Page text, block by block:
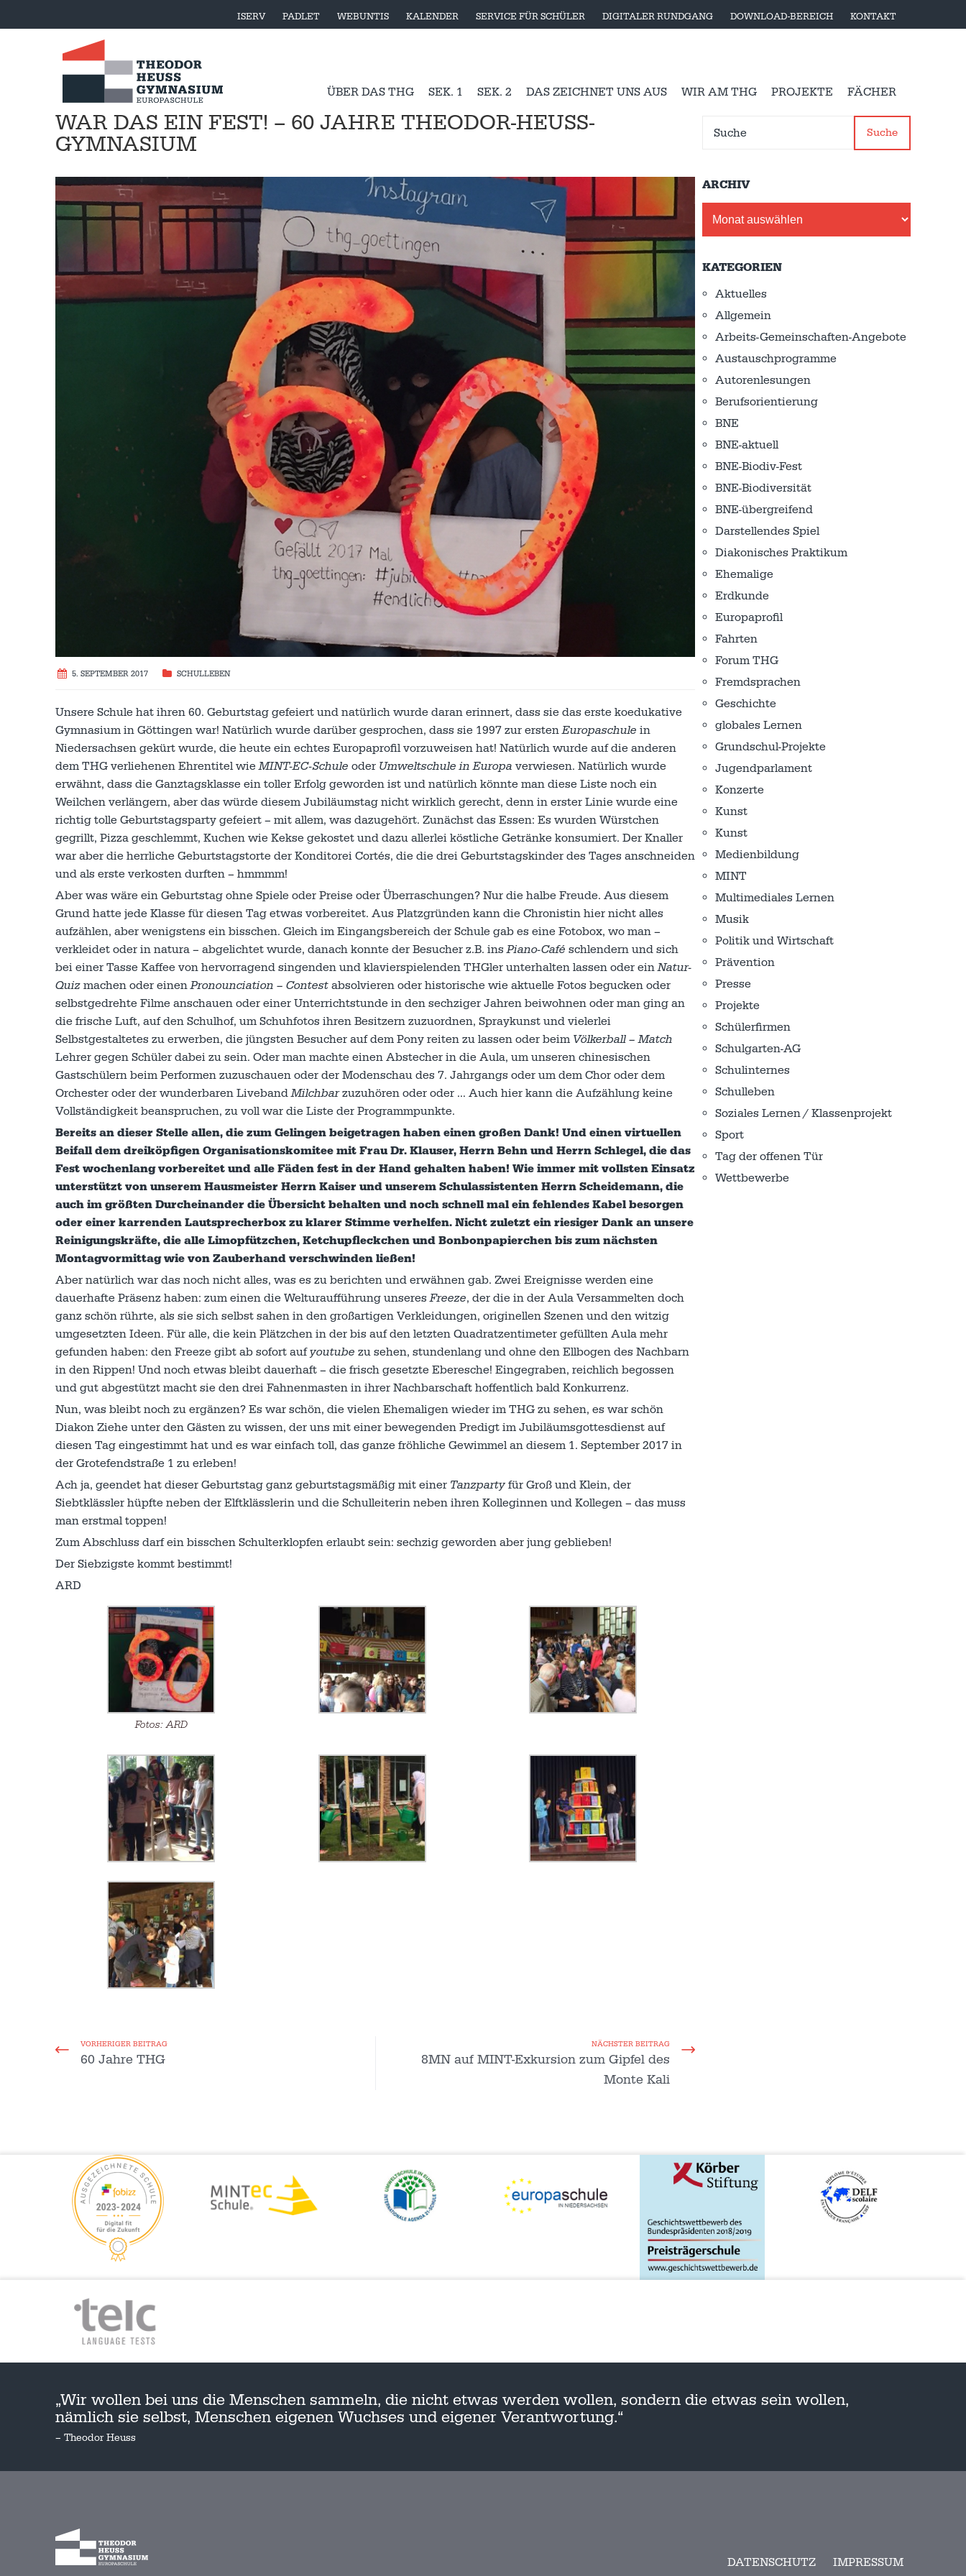
ISERV PADLET WEBUNTIS KALENDER SERVICE FÜR SCHÜLER DIGITALER RUNDGANG DOWNLOAD-BEREICH KONTAKT
ÜBER DAS THG SEK. 1 SEK. 2 DAS ZEICHNET UNS AUS WIR AM THG PROJEKTE FÄCHER
WAR DAS EIN FEST! – 60 JAHRE THEODOR-HEUSS-
GYMNASIUM
5. SEPTEMBER 2017 SCHULLEBEN
Unsere Schule hat ihren 60. Geburtstag gefeiert und natürlich wurde daran erinnert, dass sie das erste koedukative
Gymnasium in Göttingen war! Natürlich wurde darüber gesprochen, dass sie 1997 zur erstenEuropaschule in
Niedersachsen gekürt wurde, die heute ein echtes Europaprofil vorzuweisen hat! Natürlich wurde auf die anderen
dem THG verliehenen Ehrentitel wieMINT-EC-Schule oder Umweltschule in Europa verwiesen. Natürlich wurde
erwähnt, dass die Ganztagsklasse ein toller Erfolg geworden ist und natürlich könnte man diese Liste noch ein
Weilchen verlängern, aber das würde diesem Jubiläumstag nicht wirklich gerecht, denn in erster Linie wurde eine
richtig tolle Geburtstagsparty gefeiert – mit allem, was dazugehört. Zunächst das Essen: Es wurden Würstchen
gegrillt, Pizza geschlemmt, Kuchen wie Kekse gekostet und dazu allerlei köstliche Getränke konsumiert. Der Knaller
war aber die herrliche Geburtstagstorte der Konditorei Cortés, die die drei Geburtstagskinder des Tages anschneiden
und als erste verkosten durften – hmmmm!
Aber was wäre ein Geburtstag ohne Spiele oder Preise oder Überraschungen? Nur die halbe Freude. Aus diesem
Grund hatte jede Klasse für diesen Tag etwas vorbereitet. Aus Platzgründen kann die Chronistin hier nicht alles
aufzählen, aber wenigstens ein bisschen. Gleich im Eingangsbereich der Schule gab es eine Fotobox, wo man –
verkleidet oder in natura – abgelichtet wurde, danach konnte der Besucher z.B. insPiano-Café schlendern und sich
bei einer Tasse Kaffee von hervorragend singenden und klavierspielenden THGler unterhalten lassen oder einNatur-
Quiz machen oder einenPronounciation – Contest absolvieren oder historische wie aktuelle Fotos begucken oder
selbstgedrehte Filme anschauen oder einer Unterrichtstunde in den sechziger Jahren beiwohnen oder man ging an
die frische Luft, auf den Schulhof, um Schuhfotos ihren Besitzern zuzuordnen, Spraykunst und vielerlei
Selbstgestaltetes zu erwerben, die jüngsten Besucher auf dem Pony reiten zu lassen oder beim Völkerball – Match
Lehrer gegen Schüler dabei zu sein. Oder man machte einen Abstecher in die Aula, um unseren chinesischen
Gastschülern beim Performen zuzuschauen oder der Modenschau des 7. Jahrgangs oder um dem Chor oder dem
Orchester oder der wunderbaren LivebandMilchbarzuzuhören oder oder … Auch hier kann die Aufzählung keine
Vollständigkeit beanspruchen, zu voll war die Liste der Programmpunkte.
Bereits an dieser Stelle allen, die zum Gelingen beigetragen haben einen großen Dank! Und einen virtuellen
Beifall dem dreiköpfigen Organisationskomitee mit Frau Dr. Klauser, Herrn Behn und Herrn Schlegel, die das
Fest wochenlang vorbereitet und alle Fäden fest in der Hand gehalten haben! Wie immer mit vollsten Einsatz
unterstützt von unserem Hausmeister Herrn Kaiser und unserem Schulassistenten Herrn Scheidemann, die
auch im größten Durcheinander die Übersicht behalten und noch schnell mal ein fehlendes Kabel besorgen
oder einer karrenden Lautsprecherbox zu klarer Stimme verhelfen. Nicht zuletzt ein riesiger Dank an unsere
Reinigungskräfte, die alle Limopfützchen, Ketchupfleckchen und Bonbonpapierchen bis zum nächsten
Montagvormittag wie von Zauberhand verschwinden ließen!
Aber natürlich war das noch nicht alles, was es zu berichten und erwähnen gab. Zwei Ereignisse werden eine
dauerhafte Präsenz haben: zum einen die Welturaufführung unseresFreeze, der die in der Aula Versammelten doch
ganz schön rührte, als sie sich selbst sahen in den großartigen Verkleidungen, originellen Szenen und den witzig
umgesetzten Ideen. Für alle, die kein Plätzchen in der bis auf den letzten Quadratzentimeter gefüllten Aula mehr
gefunden haben: den Freeze gibt ab sofort aufyoutube zu sehen, stundenlang und ohne den Ellbogen des Nachbarn
in den Rippen! Und noch etwas bleibt dauerhaft – die frisch gesetzte Eberesche! Eingegraben, reichlich begossen
und gut abgestützt macht sie den drei Fahnenmasten in ihrer Nachbarschaft hoffentlich bald Konkurrenz.
Nun, was bleibt noch zu ergänzen? Es war schön, die vielen Ehemaligen wieder im THG zu sehen, es war schön
Diakon Ziehe unter den Gästen zu wissen, der uns mit einer bewegenden Predigt im Jubiläumsgottesdienst auf
diesen Tag eingestimmt hat und es war einfach toll, das ganze fröhliche Gewimmel an diesem 1. September 2017 in
der Grotefendstraße 1 zu erleben!
Ach ja, geendet hat dieser Geburtstag ganz geburtstagsmäßig mit einer Tanzparty für Groß und Klein, der
Siebtklässler hüpfte neben der Elftklässlerin und die Schulleiterin neben ihren Kolleginnen und Kollegen – das muss
man erstmal toppen!
Zum Abschluss darf ein bisschen Schulterklopfen erlaubt sein: sechzig geworden aber jung geblieben!
Der Siebzigste kommt bestimmt!
ARD
Fotos: ARD
VORHERIGER BEITRAG
60 Jahre THG
NÄCHSTER BEITRAG
8MN auf MINT-Exkursion zum Gipfel des
Monte Kali
Suche
ARCHIV
KATEGORIEN
Aktuelles
Allgemein
Arbeits-Gemeinschaften-Angebote
Austausch­programme
Autorenlesungen
Berufsorientierung
BNE
BNE-aktuell
BNE-Biodiv-Fest
BNE-Biodiversität
BNE-übergreifend
Darstellendes Spiel
Diakonisches Praktikum
Ehemalige
Erdkunde
Europaprofil
Fahrten
Forum THG
Fremdsprachen
Geschichte
globales Lernen
Grundschul-Projekte
Jugendparlament
Konzerte
Kunst
Kunst
Medienbildung
MINT
Multimediales Lernen
Musik
Politik und Wirtschaft
Prävention
Presse
Projekte
Schülerfirmen
Schulgarten-AG
Schulinternes
Schulleben
Soziales Lernen / Klassenprojekt
Sport
Tag der offenen Tür
Wettbewerbe
„Wir wollen bei uns die Menschen sammeln, die nicht etwas werden wollen, sondern die etwas sein wollen,
nämlich sie selbst, Menschen eigenen Wuchses und eigener Verantwortung.“
– Theodor Heuss
DATENSCHUTZ IMPRESSUM